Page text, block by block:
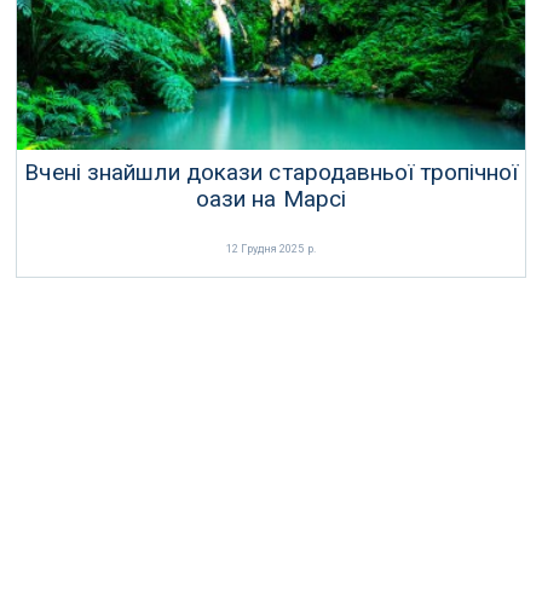
Вчені знайшли докази стародавньої тропічної
оази на Марсі
12 Грудня 2025 р.